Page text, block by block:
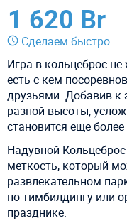
1 620 Br
Сделаем быстро
Игра в кольцеброс не
есть с кем
друзьями. Добавив к
разной высоты,
становится еще более
Надувной
меткость, который
развлекательном
по тимбилдингу или
празднике.